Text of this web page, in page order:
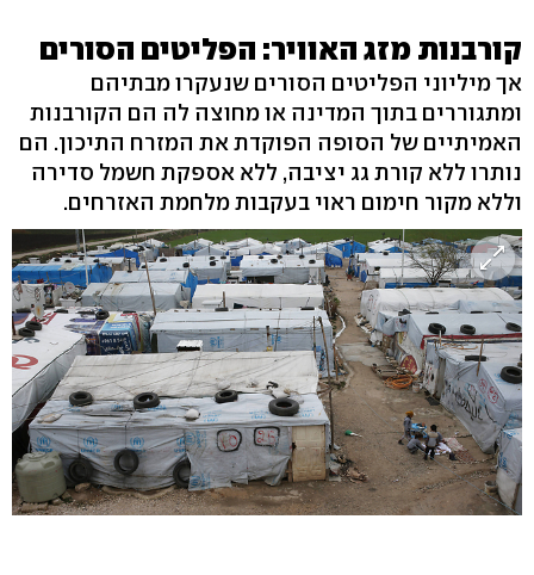
קורבנות מזג האוויר: הפליטים הסורים
אך מיליוני הפליטים הסורים שנעקרו מבתיהם
ומתגוררים בתוך המדינה או מחוצה לה הם הקורבנות
האמיתיים של הסופה הפוקדת את המזרח התיכון. הם
נותרו ללא קורת גג יציבה, ללא אספקת חשמל סדירה
וללא מקור חימום ראוי בעקבות מלחמת האזרחים.